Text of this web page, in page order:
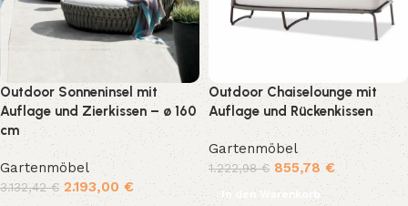
Outdoor Sonneninsel mit
Auflage und Zierkissen – ø 160
cm
Gartenmöbel
3.132,42€ 2.193,00 €
Outdoor Chaiselounge mit
Auflage und Rückenkissen
Gartenmöbel
1.222,98€ 855,78€
In den Warenkorb